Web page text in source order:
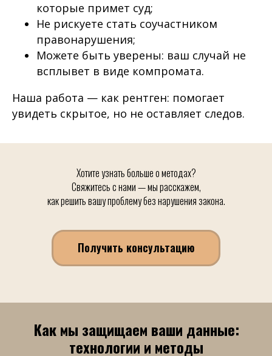
которые примет суд;
Не рискуете стать соучастником
правонарушения;
Можете быть уверены: ваш случай не
всплывет в виде компромата.
Наша работа — как рентген: помогает
увидеть скрытое, но не оставляет следов.
Хотите узнать больше о методах?
Свяжитесь с нами — мы расскажем,
как решить вашу проблему без нарушения закона.
Получить консультацию
Как мы защищаем ваши данные:
технологии и методы